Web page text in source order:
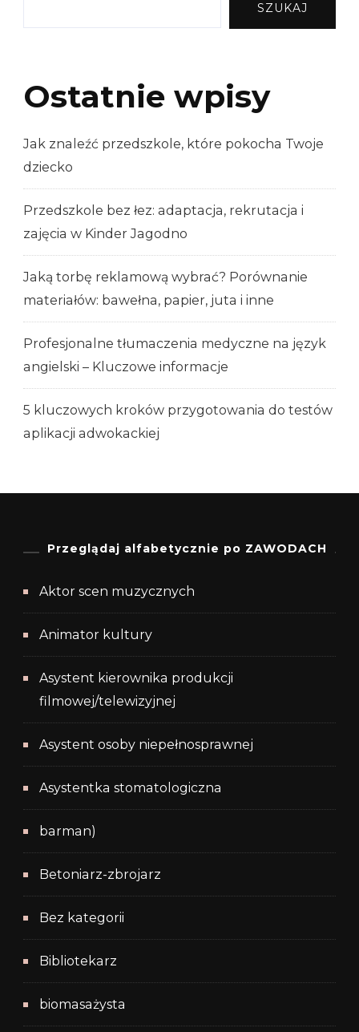
SZUKAJ
Ostatnie wpisy
Jak znaleźć przedszkole, które pokocha Twoje
dziecko
Przedszkole bez łez: adaptacja, rekrutacja i
zajęcia w Kinder Jagodno
Jaką torbę reklamową wybrać? Porównanie
materiałów: bawełna, papier, juta i inne
Profesjonalne tłumaczenia medyczne na język
angielski – Kluczowe informacje
5 kluczowych kroków przygotowania do testów
aplikacji adwokackiej
Przeglądaj alfabetycznie po ZAWODACH
Aktor scen muzycznych
Animator kultury
Asystent kierownika produkcji
filmowej/telewizyjnej
Asystent osoby niepełnosprawnej
Asystentka stomatologiczna
barman)
Betoniarz-zbrojarz
Bez kategorii
Bibliotekarz
biomasażysta